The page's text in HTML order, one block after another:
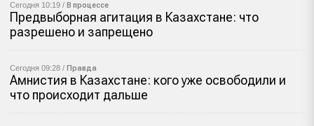
Сегодня 10:19 / В процессе
Предвыборная агитация в Казахстане: что
разрешено и запрещено
Сегодня 09:28 / Правда
Амнистия в Казахстане: кого уже освободили и
что происходит дальше